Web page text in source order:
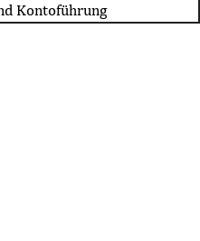
Kontoführung